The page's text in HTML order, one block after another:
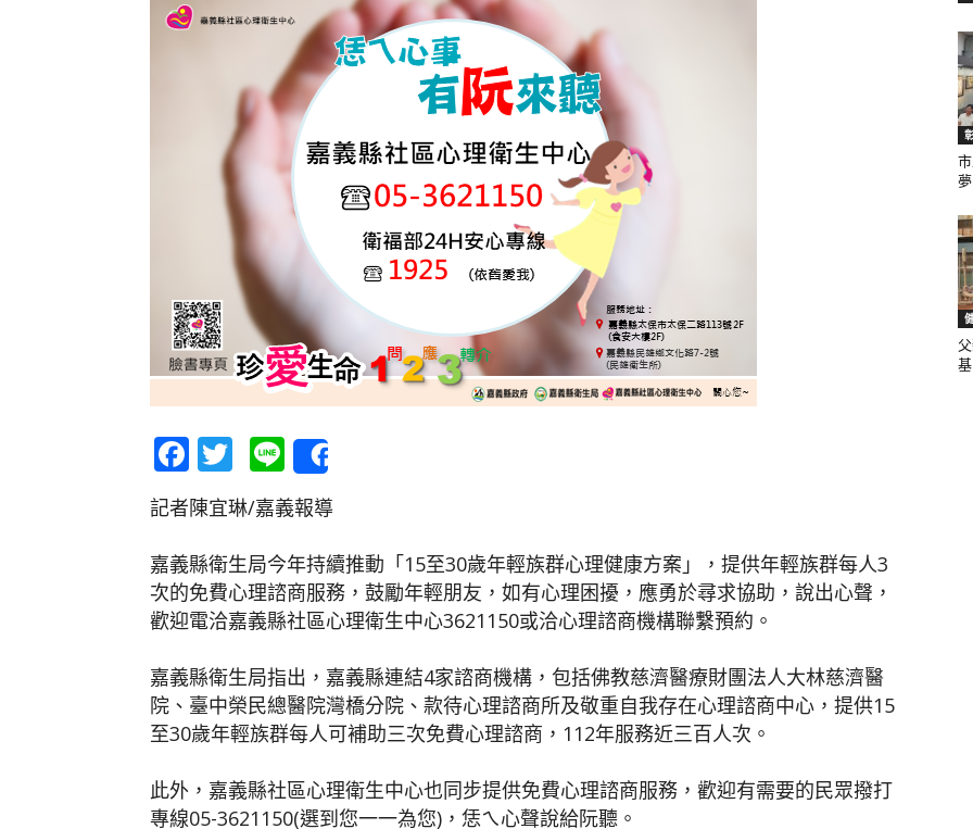
Facebook
Twitter
Line
記者陳宜琳/嘉義報導
嘉義縣衛生局今年持續推動「15至30歲年輕族群心理健康方案」，提供年輕族群每人3
次的免費心理諮商服務，鼓勵年輕朋友，如有心理困擾，應勇於尋求協助，說出心聲，
歡迎電洽嘉義縣社區心理衛生中心3621150或洽心理諮商機構聯繫預約。
嘉義縣衛生局指出，嘉義縣連結4家諮商機構，包括佛教慈濟醫療財團法人大林慈濟醫
院、臺中榮民總醫院灣橋分院、款待心理諮商所及敬重自我存在心理諮商中心，提供15
至30歲年輕族群每人可補助三次免費心理諮商，112年服務近三百人次。
此外，嘉義縣社區心理衛生中心也同步提供免費心理諮商服務，歡迎有需要的民眾撥打
專線05-3621150(選到您一一為您)，恁ㄟ心聲說給阮聽。